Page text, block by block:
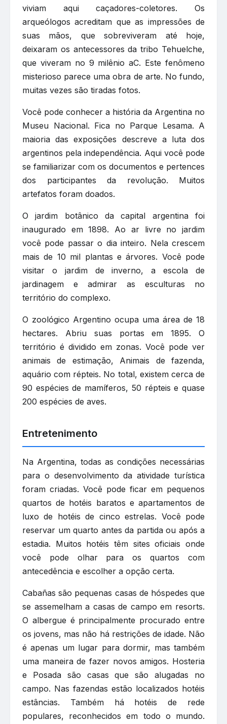
viviam aqui caçadores-coletores. Os
arqueólogos acreditam que as impressões de
suas mãos, que sobreviveram até hoje,
deixaram os antecessores da tribo Tehuelche,
que viveram no 9 milênio aC. Este fenômeno
misterioso parece uma obra de arte. No fundo,
muitas vezes são tiradas fotos.
Você pode conhecer a história da Argentina no
Museu Nacional. Fica no Parque Lesama. A
maioria das exposições descreve a luta dos
argentinos pela independência. Aqui você pode
se familiarizar com os documentos e pertences
dos participantes da revolução. Muitos
artefatos foram doados.
O jardim botânico da capital argentina foi
inaugurado em 1898. Ao ar livre no jardim
você pode passar o dia inteiro. Nela crescem
mais de 10 mil plantas e árvores. Você pode
visitar o jardim de inverno, a escola de
jardinagem e admirar as esculturas no
território do complexo.
O zoológico Argentino ocupa uma área de 18
hectares. Abriu suas portas em 1895. O
território é dividido em zonas. Você pode ver
animais de estimação, Animais de fazenda,
aquário com répteis. No total, existem cerca de
90 espécies de mamíferos, 50 répteis e quase
200 espécies de aves.
Entretenimento
Na Argentina, todas as condições necessárias
para o desenvolvimento da atividade turística
foram criadas. Você pode ficar em pequenos
quartos de hotéis baratos e apartamentos de
luxo de hotéis de cinco estrelas. Você pode
reservar um quarto antes da partida ou após a
estadia. Muitos hotéis têm sites oficiais onde
você pode olhar para os quartos com
antecedência e escolher a opção certa.
Cabañas são pequenas casas de hóspedes que
se assemelham a casas de campo em resorts.
O albergue é principalmente procurado entre
os jovens, mas não há restrições de idade. Não
é apenas um lugar para dormir, mas também
uma maneira de fazer novos amigos. Hosteria
e Posada são casas que são alugadas no
campo. Nas fazendas estão localizados hotéis
estâncias. Também há hotéis de rede
populares, reconhecidos em todo o mundo.